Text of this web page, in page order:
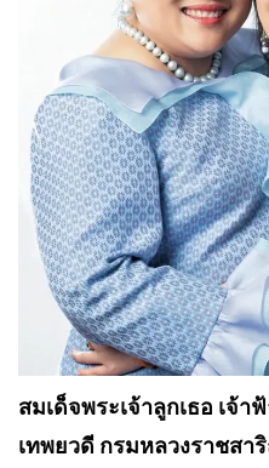
สมเด็จพระเจ้าลูกเธอ เจ้
เทพยวดี กรมหลวงราชส